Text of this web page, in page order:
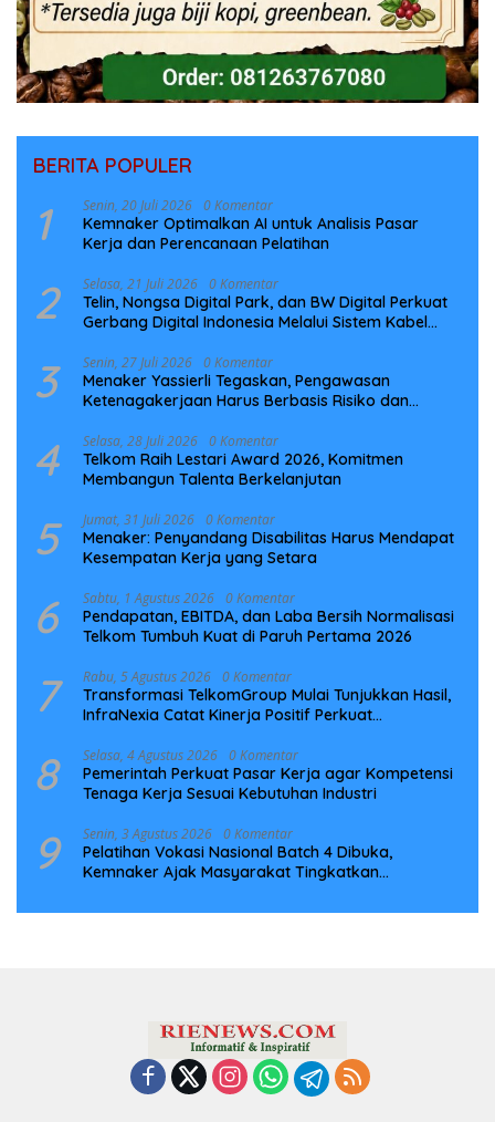
BERITA POPULER
1 Senin, 20 Juli 2026 0 Komentar
Kemnaker Optimalkan AI untuk Analisis Pasar
Kerja dan Perencanaan Pelatihan
2 Selasa, 21 Juli 2026 0 Komentar
Telin, Nongsa Digital Park, dan BW Digital Perkuat
Gerbang Digital Indonesia Melalui Sistem Kabel
3 Senin, 27 Juli 2026 0 Komentar
Menaker Yassierli Tegaskan, Pengawasan
Ketenagakerjaan Harus Berbasis Risiko dan
4 Selasa, 28 Juli 2026 0 Komentar
Telkom Raih Lestari Award 2026, Komitmen
Membangun Talenta Berkelanjutan
5 Jumat, 31 Juli 2026 0 Komentar
Menaker: Penyandang Disabilitas Harus Mendapat
Kesempatan Kerja yang Setara
6 Sabtu, 1 Agustus 2026 0 Komentar
Pendapatan, EBITDA, dan Laba Bersih Normalisasi
Telkom Tumbuh Kuat di Paruh Pertama 2026
7 Rabu, 5 Agustus 2026 0 Komentar
Transformasi TelkomGroup Mulai Tunjukkan Hasil,
InfraNexia Catat Kinerja Positif Perkuat
8 Selasa, 4 Agustus 2026 0 Komentar
Pemerintah Perkuat Pasar Kerja agar Kompetensi
Tenaga Kerja Sesuai Kebutuhan Industri
9 Senin, 3 Agustus 2026 0 Komentar
Pelatihan Vokasi Nasional Batch 4 Dibuka,
Kemnaker Ajak Masyarakat Tingkatkan